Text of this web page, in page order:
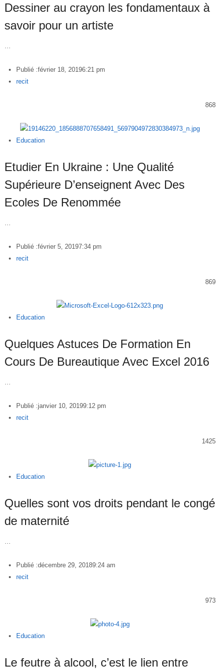
Dessiner au crayon les fondamentaux à
savoir pour un artiste
Publié :février 18, 20196:21 pm
Author
recit
868
Education
Etudier En Ukraine : Une Qualité
Supérieure D’enseignent Avec Des
Ecoles De Renommée
Publié :février 5, 20197:34 pm
Author
recit
869
Education
Quelques Astuces De Formation En
Cours De Bureautique Avec Excel 2016
Publié :janvier 10, 20199:12 pm
Author
recit
1425
Education
Quelles sont vos droits pendant le congé
de maternité
Publié :décembre 29, 20189:24 am
Author
recit
973
Education
Le feutre à alcool, c’est le lien entre